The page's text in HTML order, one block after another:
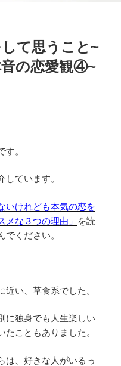
て思うこと~
の恋愛観④~
。
ています。
いけれども本気の恋を
メな３つの理由」
を読
ください。
い、草食系でした。
に独身でも人生楽しい
たこともありました。
、 好きな人がいるっ